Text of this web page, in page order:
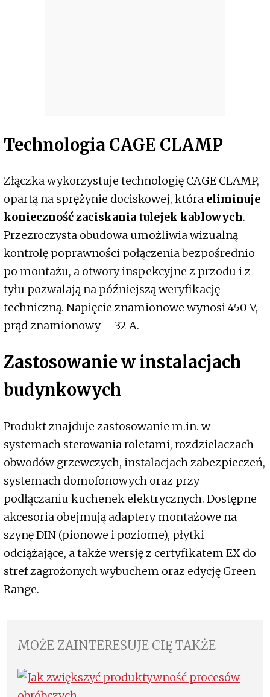
Technologia CAGE CLAMP
Złączka wykorzystuje technologię CAGE CLAMP,
opartą na sprężynie dociskowej, która eliminuje
konieczność zaciskania tulejek kablowych.
Przezroczysta obudowa umożliwia wizualną
kontrolę poprawności połączenia bezpośrednio
po montażu, a otwory inspekcyjne z przodu i z
tyłu pozwalają na późniejszą weryfikację
techniczną. Napięcie znamionowe wynosi 450 V,
prąd znamionowy – 32 A.
Zastosowanie w instalacjach
budynkowych
Produkt znajduje zastosowanie m.in. w
systemach sterowania roletami, rozdzielaczach
obwodów grzewczych, instalacjach zabezpieczeń,
systemach domofonowych oraz przy
podłączaniu kuchenek elektrycznych. Dostępne
akcesoria obejmują adaptery montażowe na
szynę DIN (pionowe i poziome), płytki
odciążające, a także wersję z certyfikatem EX do
stref zagrożonych wybuchem oraz edycję Green
Range.
MOŻE ZAINTERESUJE CIĘ TAKŻE